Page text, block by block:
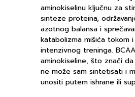
aminokiselinu ključnu za
sinteze proteina,
azotnog balansa i
katabolizma mišića tokom
intenzivnog treninga.
aminokiseline, što znači
ne može sam sintetisati i
unositi putem ishrane ili